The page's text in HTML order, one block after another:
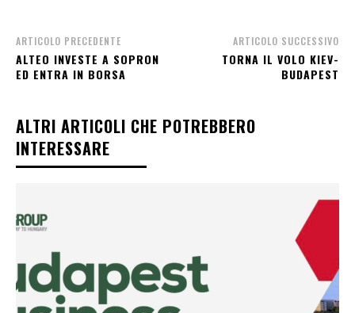
ARTICOLO PRECEDENTE
ALTEO INVESTE A SOPRON
ED ENTRA IN BORSA
ARTICOLO SUCCESSIVO
TORNA IL VOLO KIEV-
BUDAPEST
ALTRI ARTICOLI CHE POTREBBERO
INTERESSARE